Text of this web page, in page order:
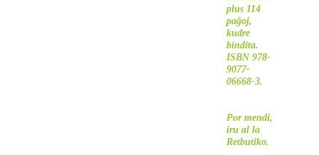
plus 114
paĝoj,
kudre
bindita.
ISBN 978-
9077-
06668-3.
Por mendi,
iru alla
Retbutiko.